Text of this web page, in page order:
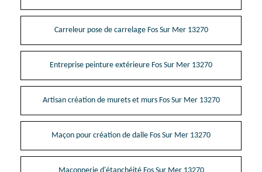
Carreleur pose de carrelage Fos Sur Mer 13270
Entreprise peinture extérieure Fos Sur Mer 13270
Artisan création de murets et murs Fos Sur Mer 13270
Maçon pour création de dalle Fos Sur Mer 13270